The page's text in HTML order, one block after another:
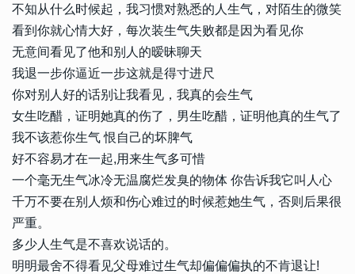
不知从什么时候起，我习惯对熟悉的人生气，对陌生的微笑
看到你就心情大好，每次装生气失败都是因为看见你
无意间看见了他和别人的暧昧聊天
我退一步你逼近一步这就是得寸进尺
你对别人好的话别让我看见，我真的会生气
女生吃醋，证明她真的伤了，男生吃醋，证明他真的生气了
我不该惹你生气 恨自己的坏脾气
好不容易才在一起,用来生气多可惜
一个毫无生气冰冷无温腐烂发臭的物体 你告诉我它叫人心
千万不要在别人烦和伤心难过的时候惹她生气，否则后果很
严重。
多少人生气是不喜欢说话的。
明明最舍不得看见父母难过生气却偏偏偏执的不肯退让!